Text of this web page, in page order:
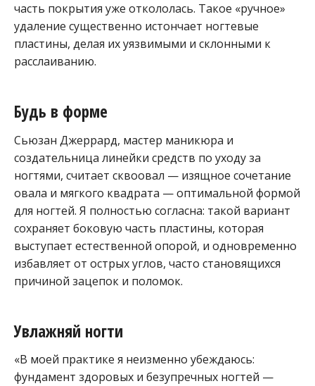
часть покрытия уже откололась. Такое «ручное»
удаление существенно истончает ногтевые
пластины, делая их уязвимыми и склонными к
расслаиванию.
Будь в форме
Сьюзан Джеррард, мастер маникюра и
создательница линейки средств по уходу за
ногтями, считает сквоовал — изящное сочетание
овала и мягкого квадрата — оптимальной формой
для ногтей. Я полностью согласна: такой вариант
сохраняет боковую часть пластины, которая
выступает естественной опорой, и одновременно
избавляет от острых углов, часто становящихся
причиной зацепок и поломок.
Увлажняй ногти
«В моей практике я неизменно убеждаюсь:
фундамент здоровых и безупречных ногтей —